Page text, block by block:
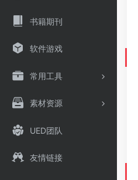
书籍期刊
软件游戏
常用工具
素材资源
UED团队
友情链接